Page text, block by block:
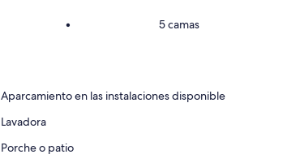
• 5 camas
Aparcamiento en las instalaciones disponible
Lavadora
Porche o patio